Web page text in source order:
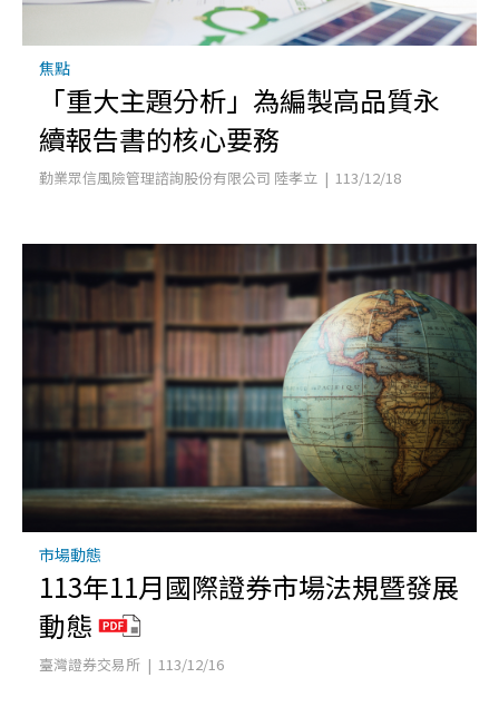
焦點
「重大主題分析」為編製高品質永
續報告書的核心要務
勤業眾信風險管理諮詢股份有限公司 陸孝立 | 113/12/18
市場動態
113年11月國際證券市場法規暨發展
動態
臺灣證券交易所 | 113/12/16